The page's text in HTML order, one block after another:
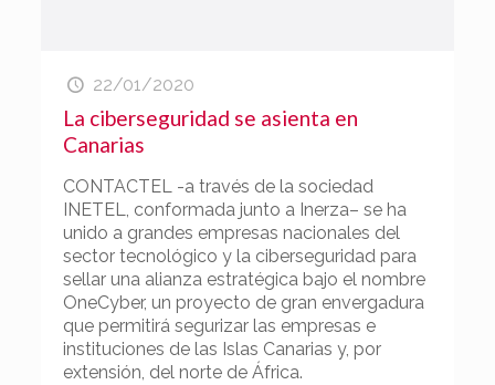
22/01/2020
La ciberseguridad se asienta en
Canarias
CONTACTEL -a través de la sociedad
INETEL, conformada junto a Inerza– se ha
unido a grandes empresas nacionales del
sector tecnológico y la ciberseguridad para
sellar una alianza estratégica bajo el nombre
OneCyber, un proyecto de gran envergadura
que permitirá segurizar las empresas e
instituciones de las Islas Canarias y, por
extensión, del norte de África.